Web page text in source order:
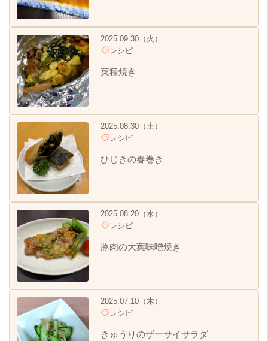
2025.09.30（火）
レシピ
菜種焼き
2025.08.30（土）
レシピ
ひじきの春巻き
2025.08.20（水）
レシピ
豚肉の大葉味噌焼き
2025.07.10（木）
レシピ
きゅうりのザーサイサラダ